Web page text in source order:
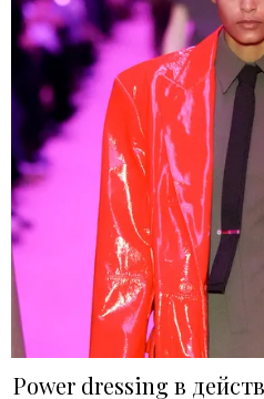
Power dressing в